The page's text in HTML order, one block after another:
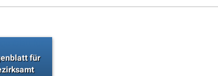
für